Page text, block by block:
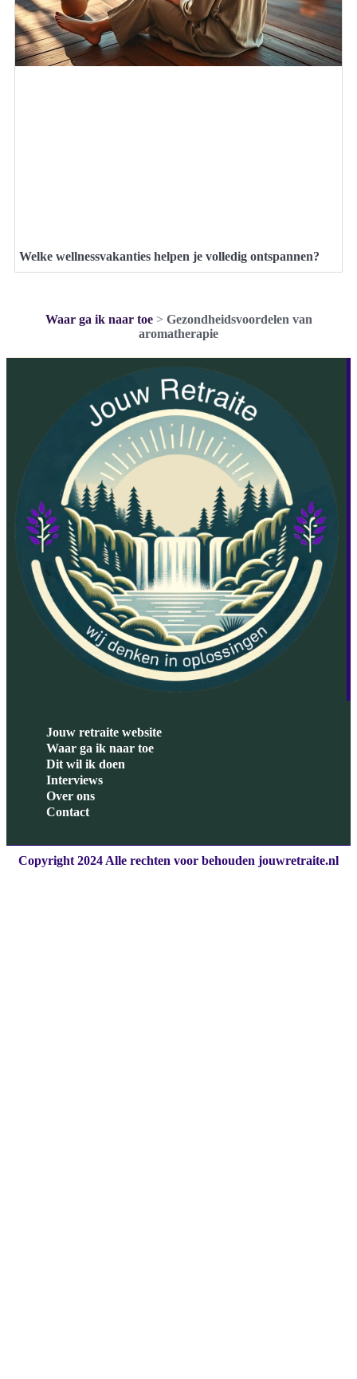
Welke wellnessvakanties helpen je volledig ontspannen?
Waar ga ik naar toe> Gezondheidsvoordelen van
aromatherapie
Jouw retraite website
Waar ga ik naar toe
Dit wil ik doen
Interviews
Over ons
Contact
Copyright 2024 Alle rechten voor behouden jouwretraite.nl